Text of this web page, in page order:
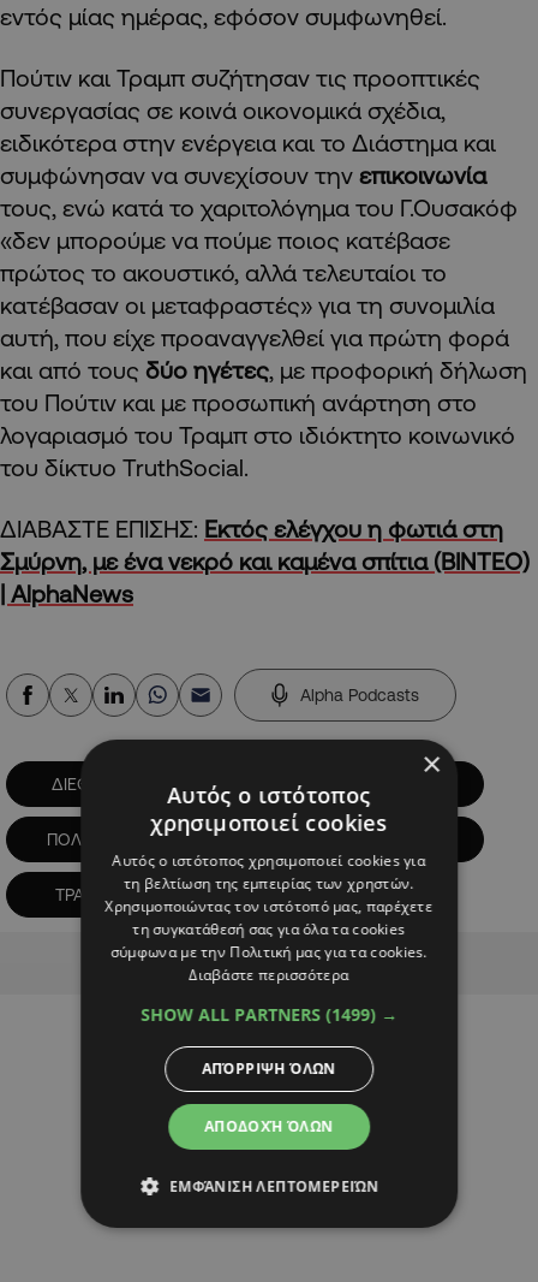
εντός μίας ημέρας, εφόσον συμφωνηθεί.
Πούτιν και Τραμπ συζήτησαν τις προοπτικές
συνεργασίας σε κοινά οικονομικά σχέδια,
ειδικότερα στην ενέργεια και το Διάστημα και
συμφώνησαν να συνεχίσουν την επικοινωνία
τους, ενώ κατά το χαριτολόγημα του Γ.Ουσακόφ
«δεν μπορούμε να πούμε ποιος κατέβασε
πρώτος το ακουστικό, αλλά τελευταίοι το
κατέβασαν οι μεταφραστές» για τη συνομιλία
αυτή, που είχε προαναγγελθεί για πρώτη φορά
και από τους δύο ηγέτες, με προφορική δήλωση
του Πούτιν και με προσωπική ανάρτηση στο
λογαριασμό του Τραμπ στο ιδιόκτητο κοινωνικό
του δίκτυο TruthSocial.
ΔΙΑΒΑΣΤΕ ΕΠΙΣΗΣ: Εκτός ελέγχου η φωτιά στη
Σμύρνη, με ένα νεκρό και καμένα σπίτια (ΒΙΝΤΕΟ)
| AlphaNews
Alpha Podcasts
ΔΙΕΘΝΗ
ΠΟΛΙΤΚΗ ΠΟΥΤΙΝ
ΤΡΑΜΠ
Advertisement
×
Αυτός ο ιστότοπος
χρησιμοποιεί cookies
Αυτός ο ιστότοπος χρησιμοποιεί cookies για
τη βελτίωση της εμπειρίας των χρηστών.
Χρησιμοποιώντας τον ιστότοπό μας, παρέχετε
τη συγκατάθεσή σας για όλα τα cookies
σύμφωνα με την Πολιτική μας για τα cookies.
Διαβάστε περισσότερα
SHOW ALL PARTNERS (1499) →
ΑΠΟΔΟΧΉ ΌΛΩΝ
ΑΠΌΡΡΙΨΗ ΌΛΩΝ
ΕΜΦΆΝΙΣΗ ΛΕΠΤΟΜΕΡΕΙΏΝ